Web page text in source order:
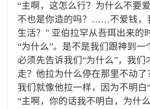
“主啊，这怎么行？为什么不要
不也是你造的吗？ ……不爱钱，
生活？” 亚伯拉罕从吾珥出来的
“为什么”。是不是我们跟神到一
必须先告诉我们“为什么”，我们
走？他拉为什么停在那里不动了
我们就像他拉一样，因为不明白“
“主啊，你的话我不明白，为什